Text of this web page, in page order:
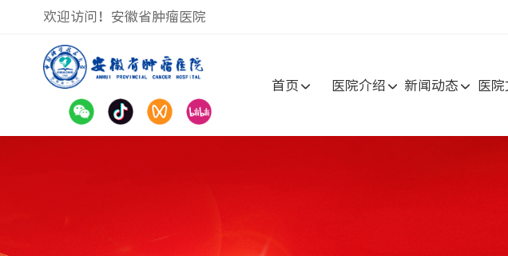
欢迎访问！安徽省肿瘤医院
首页 医院介绍 新闻动态 医